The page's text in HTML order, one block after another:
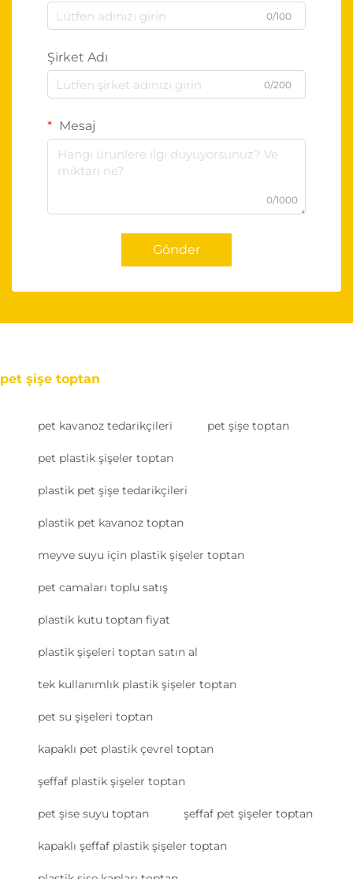
0/100
Şirket Adı
0/200
Mesaj
0/1000
Gönder
pet şişe toptan
pet kavanoz tedarikçileri pet şişe toptan
pet plastik şişeler toptan
plastik pet şişe tedarikçileri
plastik pet kavanoz toptan
meyve suyu için plastik şişeler toptan
pet camaları toplu satış
plastik kutu toptan fiyat
plastik şişeleri toptan satın al
tek kullanımlık plastik şişeler toptan
pet su şişeleri toptan
kapaklı pet plastik çevrel toptan
şeffaf plastik şişeler toptan
pet şise suyu toptan şeffaf pet şişeler toptan
kapaklı şeffaf plastik şişeler toptan